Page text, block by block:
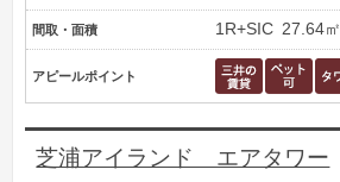
間取・面積 1R+SIC 27.64㎡
アピールポイント
芝浦アイランド エアタワー